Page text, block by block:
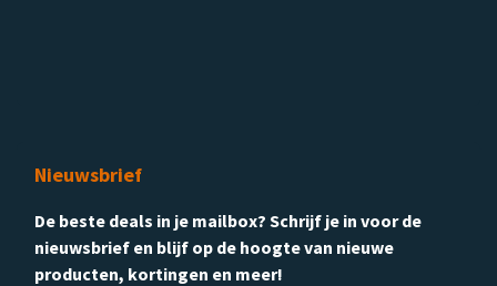
Nieuwsbrief
De beste deals in je mailbox? Schrijf je in voor de
nieuwsbrief en blijf op de hoogte van nieuwe
producten, kortingen en meer!